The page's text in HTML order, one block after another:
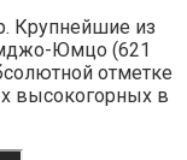
Крупнейшие из
Юмцо (621
отметке
высокогорных в